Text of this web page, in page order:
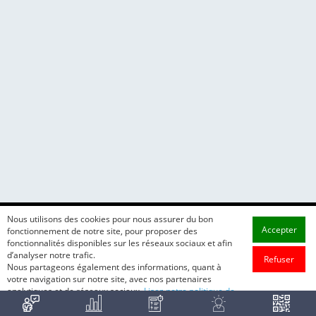
Nous utilisons des cookies pour nous assurer du bon
fonctionnement de notre site, pour proposer des
fonctionnalités disponibles sur les réseaux sociaux et afin
d’analyser notre trafic.
Nous partageons également des informations, quant à
votre navigation sur notre site, avec nos partenaires
analytiques et de réseaux sociaux.Lisez notre politique de
cookie.
Accepter
Refuser